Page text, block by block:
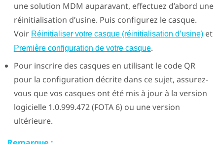
une solution MDM auparavant, effectuez d’abord une
réinitialisation d’usine. Puis configurez le casque.
Voir Réinitialiser votre casque (réinitialisation d’usine)et
Première configuration de votre casque.
Pour inscrire des casques en utilisant le code QR
pour la configuration décrite dans ce sujet, assurez-
vous que vos casques ont été mis à jour à la version
logicielle 1.0.999.472 (FOTA 6) ou une version
ultérieure.